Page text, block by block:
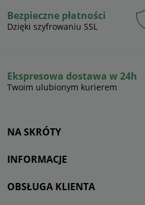
Bezpieczne płatności
Dzięki szyfrowaniu SSL
Ekspresowa dostawa w 24h
Twoim ulubionym kurierem
NA SKRÓTY
INFORMACJE
OBSŁUGA KLIENTA